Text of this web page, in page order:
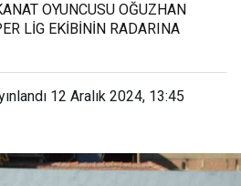
OYUNCUSU OĞUZHAN
LİG EKİBİNİN RADARINA
12 Aralık 2024, 13:45